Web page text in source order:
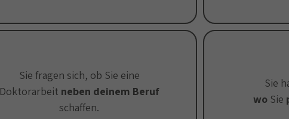
Sie fragen sich, ob Sie eine
Doktorarbeit neben deinem Beruf
schaffen.
Sie
woSie